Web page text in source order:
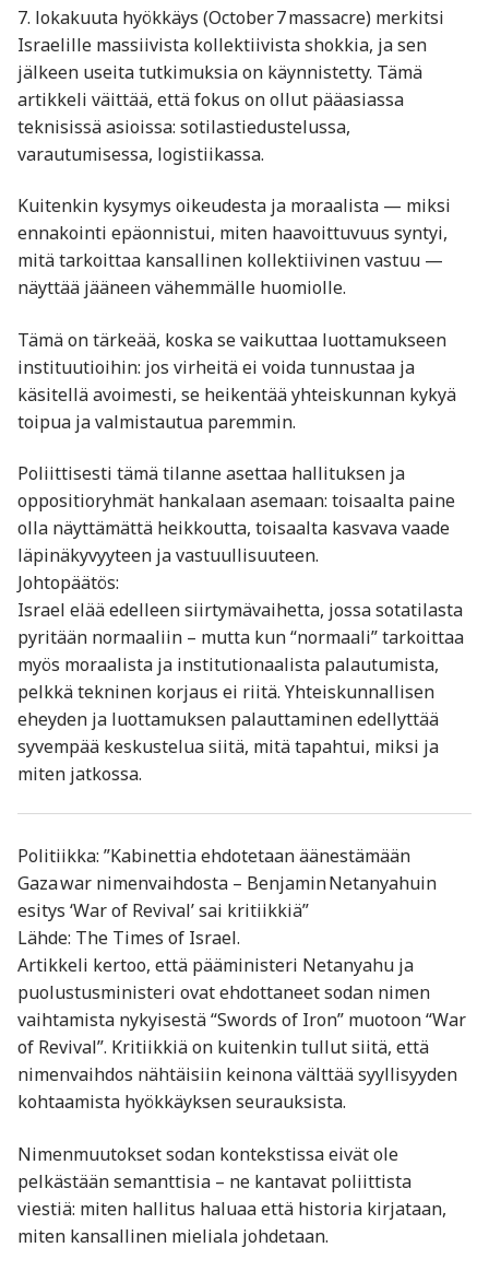
7. lokakuuta hyökkäys (October 7 massacre) merkitsi
Israelille massiivista kollektiivista shokkia, ja sen
jälkeen useita tutkimuksia on käynnistetty. Tämä
artikkeli väittää, että fokus on ollut pääasiassa
teknisissä asioissa: sotilastiedustelussa,
varautumisessa, logistiikassa.
Kuitenkin kysymys oikeudesta ja moraalista — miksi
ennakointi epäonnistui, miten haavoittuvuus syntyi,
mitä tarkoittaa kansallinen kollektiivinen vastuu —
näyttää jääneen vähemmälle huomiolle.
Tämä on tärkeää, koska se vaikuttaa luottamukseen
instituutioihin: jos virheitä ei voida tunnustaa ja
käsitellä avoimesti, se heikentää yhteiskunnan kykyä
toipua ja valmistautua paremmin.
Poliittisesti tämä tilanne asettaa hallituksen ja
oppositioryhmät hankalaan asemaan: toisaalta paine
olla näyttämättä heikkoutta, toisaalta kasvava vaade
läpinäkyvyyteen ja vastuullisuuteen.
Johtopäätös:
Israel elää edelleen siirtymävaihetta, jossa sotatilasta
pyritään normaaliin – mutta kun “normaali” tarkoittaa
myös moraalista ja institutionaalista palautumista,
pelkkä tekninen korjaus ei riitä. Yhteiskunnallisen
eheyden ja luottamuksen palauttaminen edellyttää
syvempää keskustelua siitä, mitä tapahtui, miksi ja
miten jatkossa.
Politiikka: ”Kabinettia ehdotetaan äänestämään
Gaza war nimenvaihdosta – Benjamin Netanyahuin
esitys ‘War of Revival’ sai kritiikkiä”
Lähde: The Times of Israel.
Artikkeli kertoo, että pääministeri Netanyahu ja
puolustusministeri ovat ehdottaneet sodan nimen
vaihtamista nykyisestä “Swords of Iron” muotoon “War
of Revival”. Kritiikkiä on kuitenkin tullut siitä, että
nimenvaihdos nähtäisiin keinona välttää syyllisyyden
kohtaamista hyökkäyksen seurauksista.
Nimenmuutokset sodan kontekstissa eivät ole
pelkästään semanttisia – ne kantavat poliittista
viestiä: miten hallitus haluaa että historia kirjataan,
miten kansallinen mieliala johdetaan.